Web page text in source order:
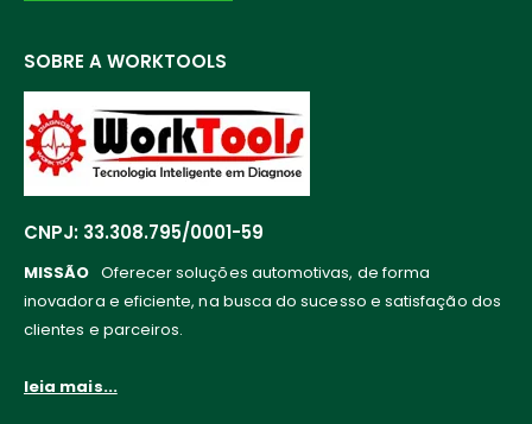
SOBRE A WORKTOOLS
CNPJ: 33.308.795/0001-59
MISSÃO Oferecer soluções automotivas, de forma
inovadora e eficiente, na busca do sucesso e satisfação dos
clientes e parceiros.
leia mais...